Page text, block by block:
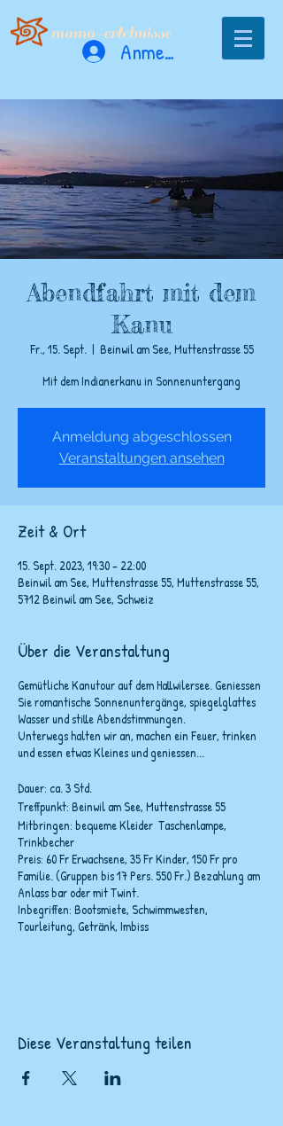
momo-erlebnisse
Anmelden
Abendfahrt mit dem
Kanu
Fr., 15. Sept.
  |
Beinwil am See, Muttenstrasse 55
Mit dem Indianerkanu in Sonnenuntergang
Anmeldung abgeschlossen
Veranstaltungen ansehen
Zeit & Ort
15. Sept. 2023, 19:30 – 22:00
Beinwil am See, Muttenstrasse 55, Muttenstrasse 55,
5712 Beinwil am See, Schweiz
Über die Veranstaltung
Gemütliche Kanutour auf dem Hallwilersee. Geniessen
Sie romantische Sonnenuntergänge, spiegelglattes
Wasser und stille Abendstimmungen.
Unterwegs halten wir an, machen ein Feuer, trinken
und essen etwas Kleines und geniessen...
Dauer: ca. 3 Std.
Treffpunkt: Beinwil am See, Muttenstrasse 55
Mitbringen: bequeme Kleider Taschenlampe,
Trinkbecher
Preis: 60 Fr Erwachsene, 35 Fr Kinder, 150 Fr pro
Familie. (Gruppen bis 17 Pers. 550 Fr.) Bezahlung am
Anlass bar oder mit Twint.
Inbegriffen: Bootsmiete, Schwimmwesten,
Tourleitung, Getränk, Imbiss
Diese Veranstaltung teilen